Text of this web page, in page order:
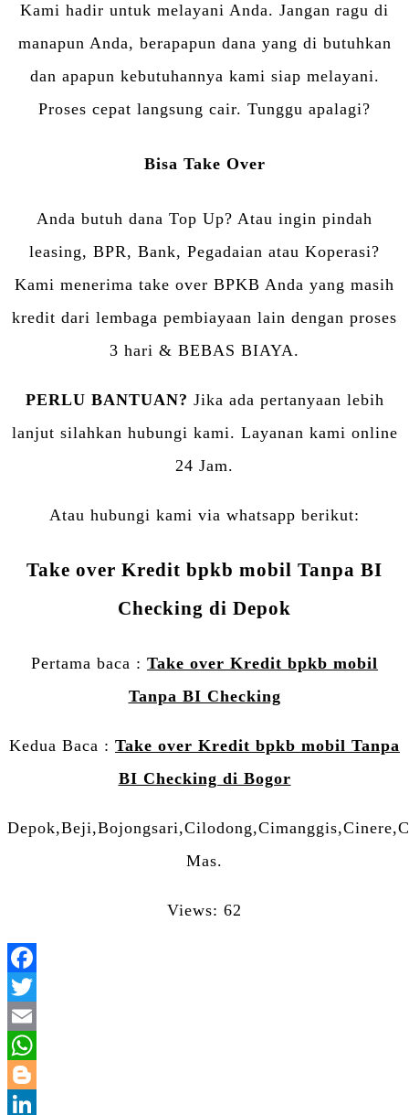
Kami hadir untuk melayani Anda. Jangan ragu di
manapun Anda, berapapun dana yang di butuhkan
dan apapun kebutuhannya kami siap melayani.
Proses cepat langsung cair. Tunggu apalagi?
Bisa Take Over
Anda butuh dana Top Up? Atau ingin pindah
leasing, BPR, Bank, Pegadaian atau Koperasi?
Kami menerima take over BPKB Anda yang masih
kredit dari lembaga pembiayaan lain dengan proses
3 hari & BEBAS BIAYA.
PERLU BANTUAN? Jika ada pertanyaan lebih
lanjut silahkan hubungi kami. Layanan kami online
24 Jam.
Atau hubungi kami via whatsapp berikut:
Take over Kredit bpkb mobil Tanpa BI
Checking di Depok
Pertama baca : Take over Kredit bpkb mobil
Tanpa BI Checking
Kedua Baca : Take over Kredit bpkb mobil Tanpa
BI Checking di Bogor
Mas.
Views: 62